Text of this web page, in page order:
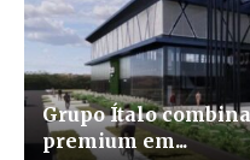
Grupo Ítalo
premium em...